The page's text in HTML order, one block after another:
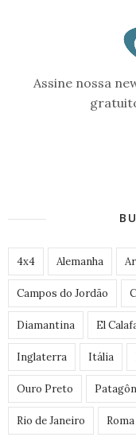
Assine nossa
4x4 Alemanha
Campos do Jordão
Diamantina El
Inglaterra Itália
Ouro Preto
Rio de Janeiro Roma